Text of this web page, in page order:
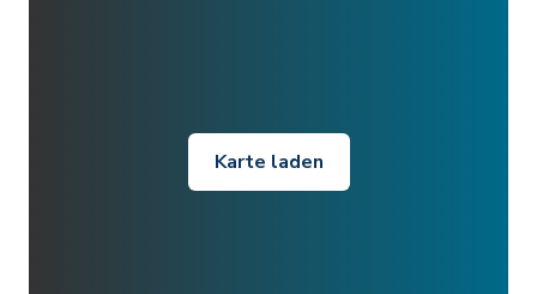
Karte laden